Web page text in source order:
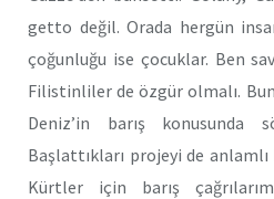
getto değil. Orada hergün
çoğunluğu ise çocuklar. Ben
Filistinliler de özgür olmalı.
Deniz’in barış konusunda
Başlattıkları projeyi de
Kürtler için barış